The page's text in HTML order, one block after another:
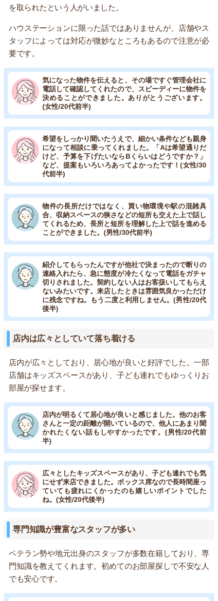
を取られたという人がいました。
ハウステーションに限った話ではありませんが、店舗やス
タッフによっては対応が微妙なところもあるので注意が必
要です。
気になった物件を伝えると、その場ですぐ管理会社に
電話して確認してくれたので、スピーディーに物件を
決めることができました。ありがとうございます。
(女性/20代前半)
希望をしっかり聞いたうえで、細かい条件なども親身
になって相談に乗ってくれました。「Aは希望通りだ
けど、予算を下げたいならBくらいはどうですか？」
など、提案もいろいろあってよかったです！(女性/30
代前半)
物件の長所だけではなく、買い物環境や駅の混雑具
合、収納スペースの狭さなどの短所も交えた上で話し
てくれるため、長所と短所を理解した上で話を進める
ことができました。(男性/30代前半)
紹介してもらったんですが他社で決まったので断りの
連絡入れたら、急に態度が冷たくなって電話をガチャ
切りされました。契約しない人はお客扱いしてもらえ
ないみたいです。来店したときは雰囲気良かっただけ
に残念ですね。もう二度と利用しません。(男性/20代
後半)
店内は広々としていて落ち着ける
店内が広々としており、居心地が良いと好評でした。一部
店舗はキッズスペースがあり、子ども連れでもゆっくりお
部屋が探せます。
店内が明るくて居心地が良いと感じました。他のお客
さんと一定の距離が開いているので、他人にあまり聞
かれたくない話もしやすかったです。(男性/20代前
半)
広々としたキッズスペースがあり、子ども連れでも気
にせず来店できました。ボックス席なので長時間座っ
ていても疲れにくかったのも嬉しいポイントでした
ね。(女性/20代後半)
専門知識が豊富なスタッフが多い
ベテラン勢や地元出身のスタッフが多数在籍しており、専
門知識を教えてくれます。初めてのお部屋探しで不安な人
でも安心です。